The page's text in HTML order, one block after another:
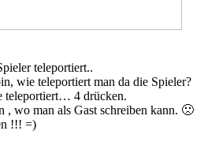
teleportiert..
wie teleportiert man da die Spieler?
teleportiert… 4 drücken.
, wo man als Gast schreiben kann. 🙁
!!! =)